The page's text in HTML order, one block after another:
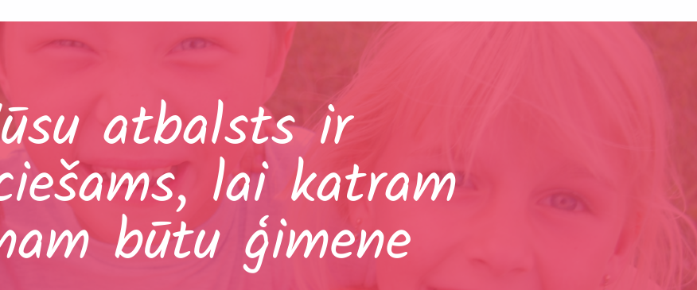
atbalsts ir
lai katram
būtu ģimene